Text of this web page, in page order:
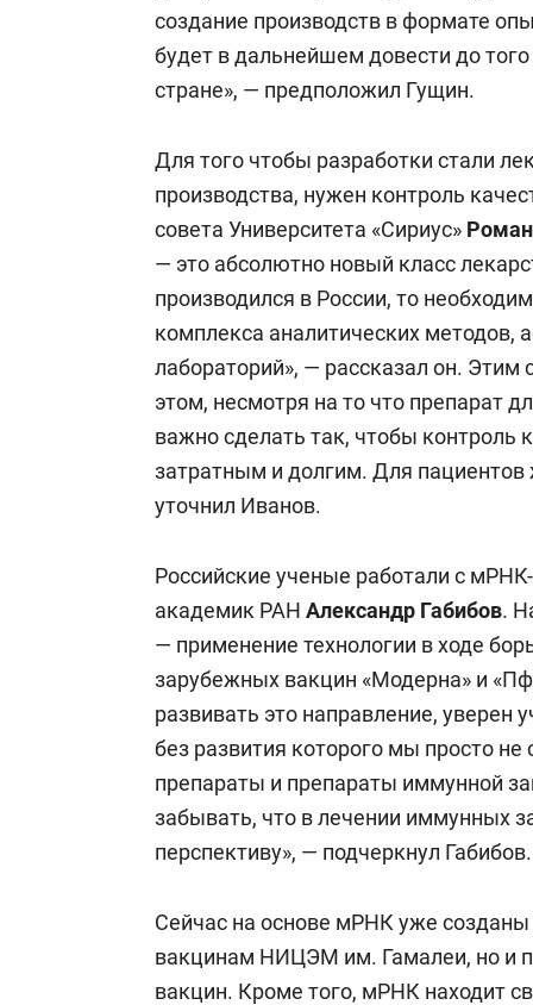
создание производств в формате
будет в дальнейшем довести до
стране», — предположил Гущин.
Для того чтобы разработки стали
производства, нужен контроль
совета Университета «Сириус»
— это абсолютно новый класс
производился в России, то
комплекса аналитических методов,
лабораторий», — рассказал он. Этим
этом, несмотря на то что препарат
важно сделать так, чтобы
затратным и долгим. Для
уточнил Иванов.
Российские ученые работали с
академик РАН Александр Габибов.
— применение технологии в ходе
зарубежных вакцин «Модерна» и
развивать это направление, уверен
без развития которого мы просто
препараты и препараты иммунной
забывать, что в лечении иммунных
перспективу», — подчеркнул Габибов.
Сейчас на основе мРНК уже
вакцинам НИЦЭМ им. Гамалеи, но и
вакцин. Кроме того, мРНК находит